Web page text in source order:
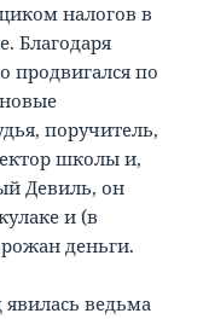
налогов в
Благодаря
продвигался по
поручитель,
школы и,
Девиль, он
и (в
деньги.
явилась ведьма